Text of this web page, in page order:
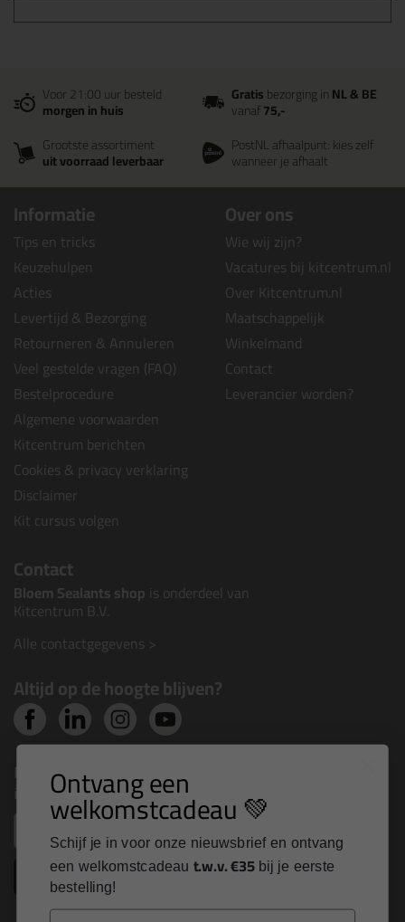
Voor 21:00 uur besteld
morgen in huis
Gratisbezorging inNL & BE
vanaf75,-
Grootste assortiment
uit voorraad leverbaar
PostNL afhaalpunt: kies zelf
wanneer je afhaalt
Informatie
Tips en tricks
Keuzehulpen
Acties
Levertijd & Bezorging
Retourneren & Annuleren
Veel gestelde vragen (FAQ)
Bestelprocedure
Algemene voorwaarden
Kitcentrum berichten
Cookies & privacy verklaring
Disclaimer
Kit cursus volgen
Over ons
Wie wij zijn?
Vacatures bij kitcentrum.nl
Over Kitcentrum.nl
Maatschappelijk
Winkelmand
Contact
Leverancier worden?
Contact
Bloem Sealants shop is onderdeel van
Kitcentrum B.V.
Alle contactgegevens >
Altijd op de hoogte blijven?
Nieuws, tips en exclusieve deals rechtstreeks in je
inbox
Inschrijven
Ontvang een
welkomstcadeau 💚
Schijf je in voor onze nieuwsbrief en ontvang
een welkomstcadeau t.w.v. €35 bij je eerste
bestelling!
Email